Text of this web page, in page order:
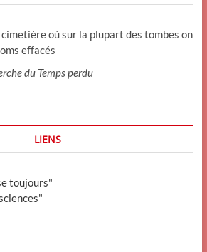
où sur la plupart des tombes on
effacés
du Temps perdu
LIENS
toujours"